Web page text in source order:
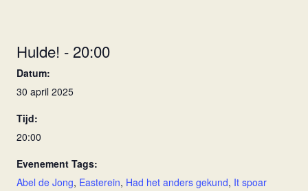
Hulde! - 20:00
Datum:
30 april 2025
Tijd:
20:00
Evenement Tags:
Abel de Jong, Easterein, Had het anders gekund, It spoar